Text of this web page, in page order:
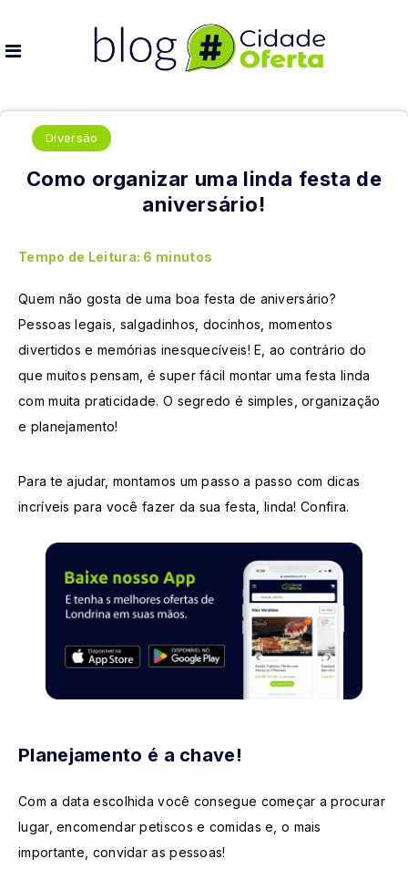
Diversão
Como organizar uma linda festa de
aniversário!
Tempo de Leitura: 6 minutos
Quem não gosta de uma boa festa de aniversário?
Pessoas legais, salgadinhos, docinhos, momentos
divertidos e memórias inesquecíveis! E, ao contrário do
que muitos pensam, é super fácil montar uma festa linda
com muita praticidade. O segredo é simples, organização
e planejamento!
Para te ajudar, montamos um passo a passo com dicas
incríveis para você fazer da sua festa, linda! Confira.
Planejamento é a chave!
Com a data escolhida você consegue começar a procurar
lugar, encomendar petiscos e comidas e, o mais
importante, convidar as pessoas!